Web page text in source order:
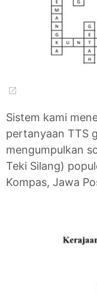
Sistem kami
pertanyaan TTS
mengumpulkan
Teki Silang)
Kompas, Jawa